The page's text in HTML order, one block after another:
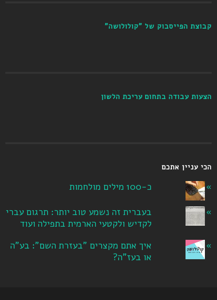
קבוצת הפייסבוק של "קולולושה"
הצעות עבודה בתחום עריכת הלשון
הכי עניין אתכם
כ-100 מילים מולחמות
בעברית זה נשמע טוב יותר: תרגום עברי
לקדיש ולקטעי הארמית בתפילה ועוד
איך אתם מקצרים "בעזרת השם": בע"ה
או בעז"ה?